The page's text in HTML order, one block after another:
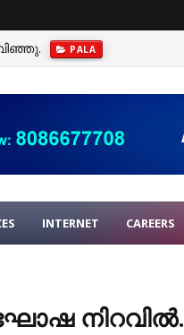
PALA
INTERNET CAREERS
നിറവില്‍.